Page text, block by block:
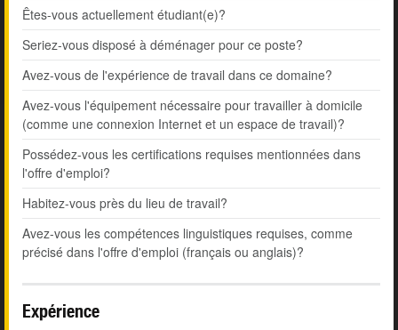
Êtes-vous actuellement étudiant(e)?
Seriez-vous disposé à déménager pour ce poste?
Avez-vous de l'expérience de travail dans ce domaine?
Avez-vous l'équipement nécessaire pour travailler à domicile
(comme une connexion Internet et un espace de travail)?
Possédez-vous les certifications requises mentionnées dans
l'offre d'emploi?
Habitez-vous près du lieu de travail?
Avez-vous les compétences linguistiques requises, comme
précisé dans l'offre d'emploi (français ou anglais)?
Expérience